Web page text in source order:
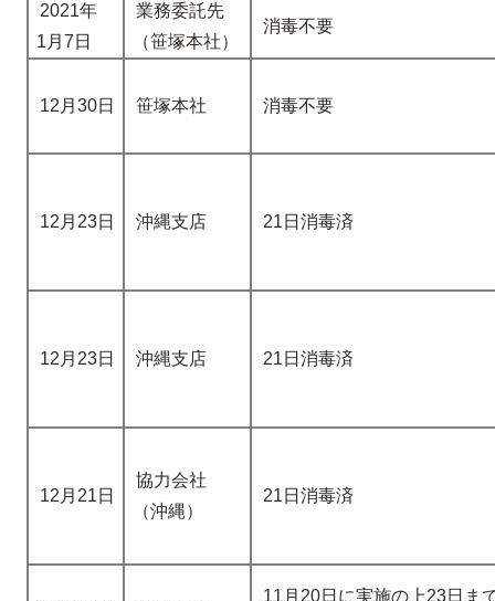
2021年
1月7日
業務委託先
（笹塚本社）
消毒不要
12月30日 笹塚本社 消毒不要
12月23日 沖縄支店 21日消毒済
12月23日 沖縄支店 21日消毒済
12月21日
協力会社
（沖縄）
21日消毒済
11月20日に実施の上23日ま